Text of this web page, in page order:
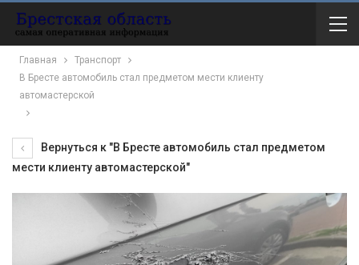
Главная
Транспорт
В Бресте автомобиль стал предметом мести клиенту
автомастерской
Вернуться к "В Бресте автомобиль стал предметом
мести клиенту автомастерской"